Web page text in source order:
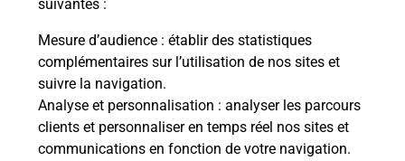
suivantes :
Mesure d’audience : établir des statistiques
complémentaires sur l’utilisation de nos sites et
suivre la navigation.
Analyse et personnalisation : analyser les parcours
clients et personnaliser en temps réel nos sites et
communications en fonction de votre navigation.
c’est ?
Comment fonctionne la
téléassistance classique ?